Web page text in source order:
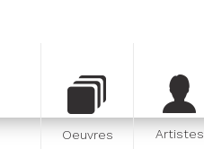
Oeuvres Artistes